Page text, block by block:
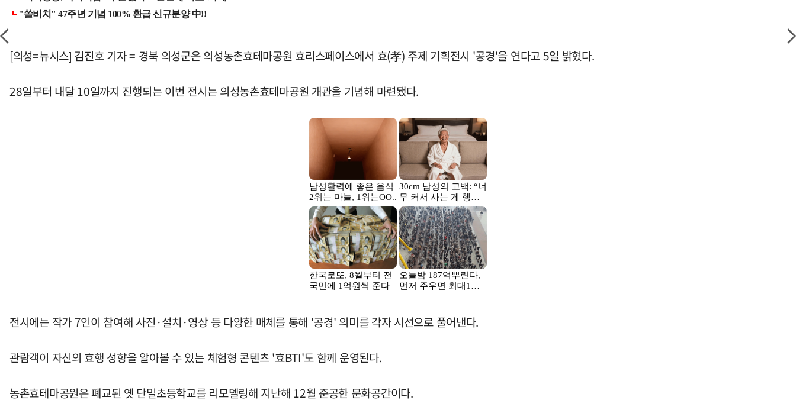
[의성=뉴시스] 김진호 기자 = 경북 의성군은 의성농촌효테마공원 효리스페이스에서 효(孝) 주제 기획전시 '공경'을 연다고 5일 밝혔다.
28일부터 내달 10일까지 진행되는 이번 전시는 의성농촌효테마공원 개관을 기념해 마련됐다.
전시에는 작가 7인이 참여해 사진·설치·영상 등 다양한 매체를 통해 '공경' 의미를 각자 시선으로 풀어낸다.
관람객이 자신의 효행 성향을 알아볼 수 있는 체험형 콘텐츠 '효BTI'도 함께 운영된다.
농촌효테마공원은 폐교된 옛 단밀초등학교를 리모델링해 지난해 12월 준공한 문화공간이다.